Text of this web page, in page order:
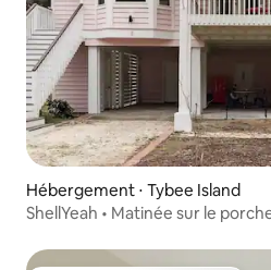
Hébergement ⋅ Tybee Island
ShellYeah • Matinée sur le